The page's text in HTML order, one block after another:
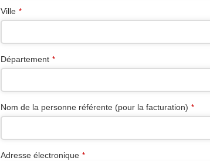
Ville *
Département *
Nom de la personne référente (pour la facturation) *
Adresse électronique *